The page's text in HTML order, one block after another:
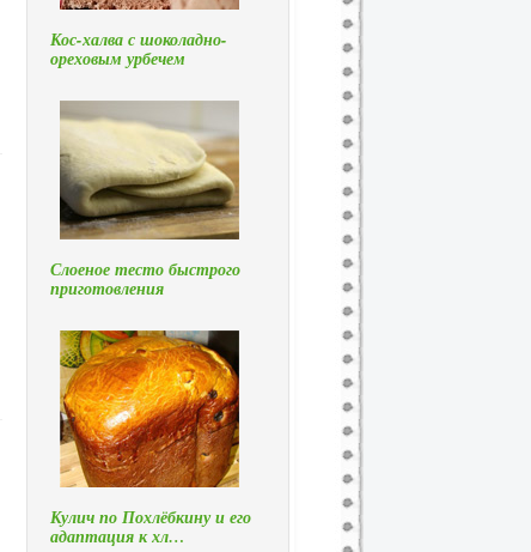
Кос-халва с шоколадно-
ореховым урбечем
Слоеное тесто быстрого
приготовления
Кулич по Похлёбкину и его
адаптация к хл…